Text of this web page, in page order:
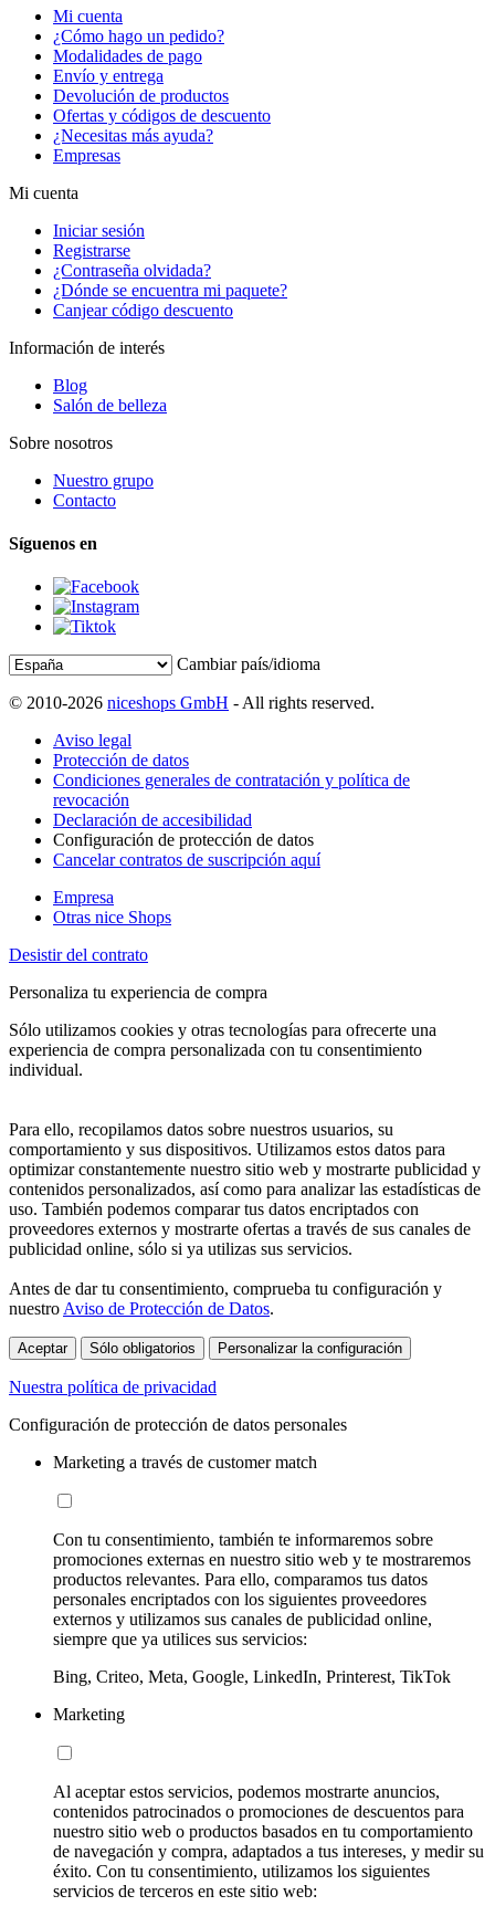
Mi cuenta
¿Cómo hago un pedido?
Modalidades de pago
Envío y entrega
Devolución de productos
Ofertas y códigos de descuento
¿Necesitas más ayuda?
Empresas
Mi cuenta
Iniciar sesión
Registrarse
¿Contraseña olvidada?
¿Dónde se encuentra mi paquete?
Canjear código descuento
Información de interés
Blog
Salón de belleza
Sobre nosotros
Nuestro grupo
Contacto
Síguenos en
Cambiar país/idioma
© 2010-2026 niceshops GmbH - All rights reserved.
Aviso legal
Protección de datos
Condiciones generales de contratación y política de
revocación
Declaración de accesibilidad
Configuración de protección de datos
Cancelar contratos de suscripción aquí
Empresa
Otras nice Shops
Desistir del contrato
Personaliza tu experiencia de compra
Sólo utilizamos cookies y otras tecnologías para ofrecerte una
experiencia de compra personalizada con tu consentimiento
individual.
Para ello, recopilamos datos sobre nuestros usuarios, su
comportamiento y sus dispositivos. Utilizamos estos datos para
optimizar constantemente nuestro sitio web y mostrarte publicidad y
contenidos personalizados, así como para analizar las estadísticas de
uso. También podemos comparar tus datos encriptados con
proveedores externos y mostrarte ofertas a través de sus canales de
publicidad online, sólo si ya utilizas sus servicios.
Antes de dar tu consentimiento, comprueba tu configuración y
nuestro Aviso de Protección de Datos.
Aceptar Sólo obligatorios Personalizar la configuración
Nuestra política de privacidad
Configuración de protección de datos personales
Marketing a través de customer match
Con tu consentimiento, también te informaremos sobre
promociones externas en nuestro sitio web y te mostraremos
productos relevantes. Para ello, comparamos tus datos
personales encriptados con los siguientes proveedores
externos y utilizamos sus canales de publicidad online,
siempre que ya utilices sus servicios:
Bing, Criteo, Meta, Google, LinkedIn, Printerest, TikTok
Marketing
Al aceptar estos servicios, podemos mostrarte anuncios,
contenidos patrocinados o promociones de descuentos para
nuestro sitio web o productos basados en tu comportamiento
de navegación y compra, adaptados a tus intereses, y medir su
éxito. Con tu consentimiento, utilizamos los siguientes
servicios de terceros en este sitio web: